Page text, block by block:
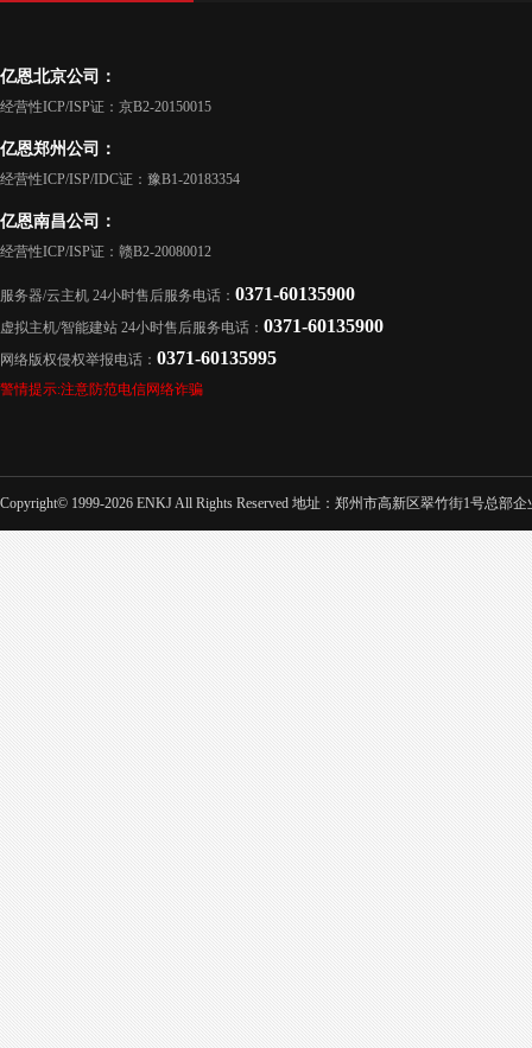
亿恩北京公司：
经营性ICP/ISP证：京B2-20150015
亿恩郑州公司：
经营性ICP/ISP/IDC证：豫B1-20183354
亿恩南昌公司：
经营性ICP/ISP证：赣B2-20080012
服务器/云主机 24小时售后服务电话： 0371-60135900
虚拟主机/智能建站 24小时售后服务电话： 0371-60135900
网络版权侵权举报电话： 0371-60135995
警情提示:注意防范电信网络诈骗
Copyright© 1999-2026 ENKJ All Rights Reserved 地址：郑州市高新区翠竹街1号